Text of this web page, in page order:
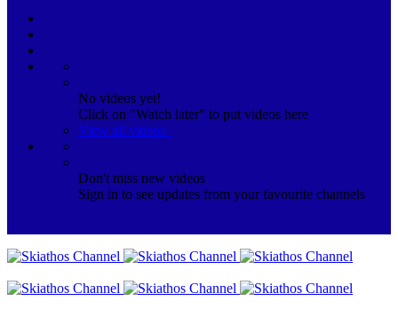
No videos yet!
Click on "Watch later" to put videos here
View all videos
Don't miss new videos
Sign in to see updates from your favourite channels